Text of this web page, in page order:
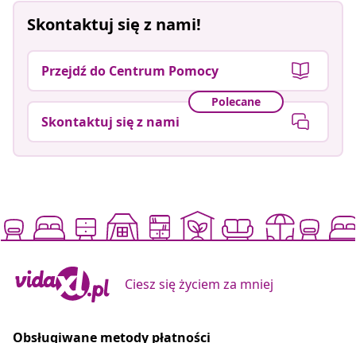
Skontaktuj się z nami!
Przejdź do Centrum Pomocy
Polecane
Skontaktuj się z nami
Ciesz się życiem za mniej
Obsługiwane metody płatności